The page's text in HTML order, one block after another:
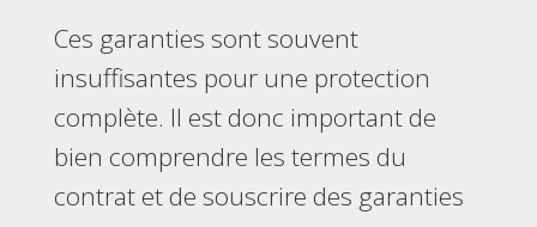
Ces garanties sont souvent
insuffisantes pour une protection
complète. Il est donc important de
bien comprendre les termes du
contrat et de souscrire des garanties